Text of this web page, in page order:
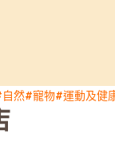
然#寵物#運動及健